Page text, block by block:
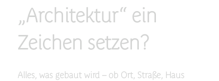
„Architektur“ ein
Zeichen setzen?
Alles, was gebaut wird – ob Ort, Straße, Haus